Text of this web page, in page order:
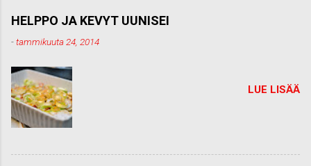
HELPPO JA KEVYT UUNISEI
-tammikuuta 24, 2014
LUE LISÄÄ